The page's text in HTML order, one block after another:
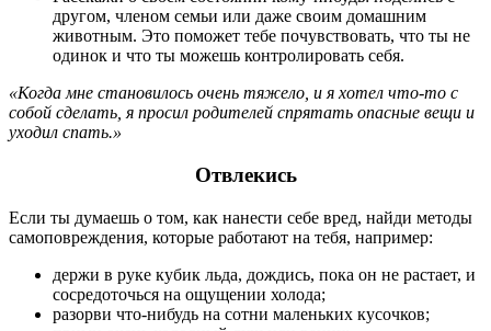
другом, членом семьи или даже своим домашним
животным. Это поможет тебе почувствовать, что ты не
одинок и что ты можешь контролировать себя.
«Когда мне становилось очень тяжело, и я хотел что-то с
собой сделать, я просил родителей спрятать опасные вещи и
уходил спать.»
Отвлекись
Если ты думаешь о том, как нанести себе вред, найди методы
самоповреждения, которые работают на тебя, например:
держи в руке кубик льда, дождись, пока он не растает, и
сосредоточься на ощущении холода;
разорви что-нибудь на сотни маленьких кусочков;